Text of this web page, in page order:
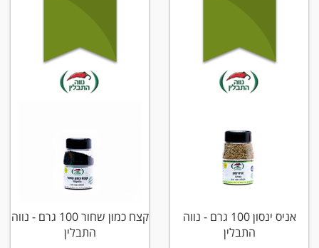
אניס ינסון 100 גרם - נווה
התבלין
קצח כמון שחור 100 גרם - נווה
התבלין